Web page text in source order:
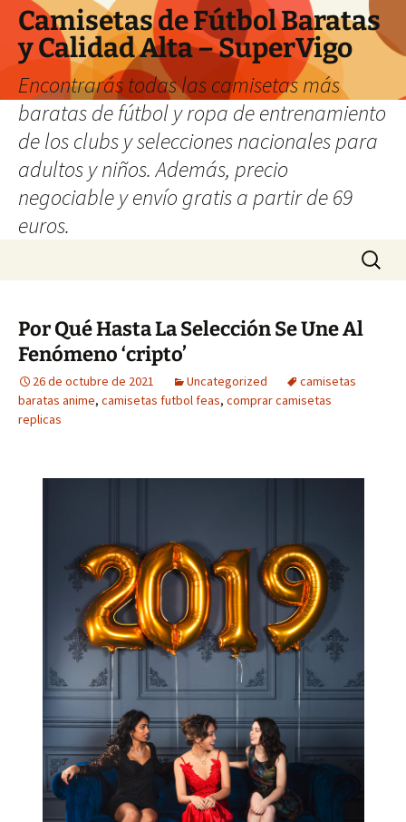
Camisetas de Fútbol Baratas
y Calidad Alta – SuperVigo
Encontrarás todas las camisetas más
baratas de fútbol y ropa de entrenamiento
de los clubs y selecciones nacionales para
adultos y niños. Además, precio
negociable y envío gratis a partir de 69
euros.
Buscar:
Por Qué Hasta La Selección Se Une Al
Fenómeno ‘cripto’
26 de octubre de 2021 Uncategorized
camisetas
baratas anime, camisetas futbol feas, comprar camisetas
replicas